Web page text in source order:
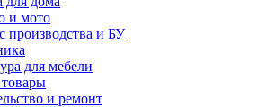
и мото
производства и БУ
для мебели
и ремонт